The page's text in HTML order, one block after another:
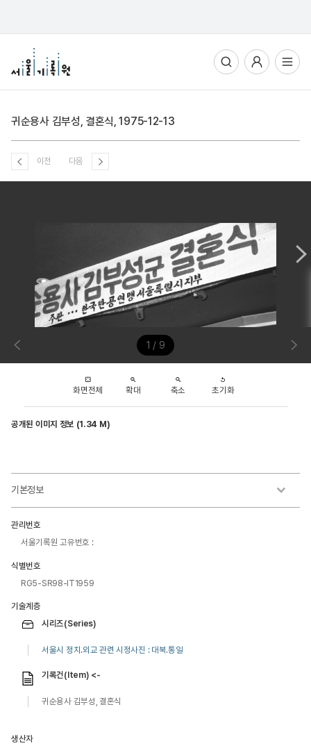
전체메뉴열기
귀순용사 김부성, 결혼식, 1975-12-13
이전 다음
1 / 9
화면전체 확대 축소 초기화
공개된 이미지 정보 (1.34 M)
기본정보
관리번호
서울기록원 고유번호 :
식별번호
RG5-SR98-IT1959
기술계층
시리즈(Series)
서울시 정치.외교 관련 시정사진 : 대북.통일
기록건(Item) <-
귀순용사 김부성, 결혼식
생산자